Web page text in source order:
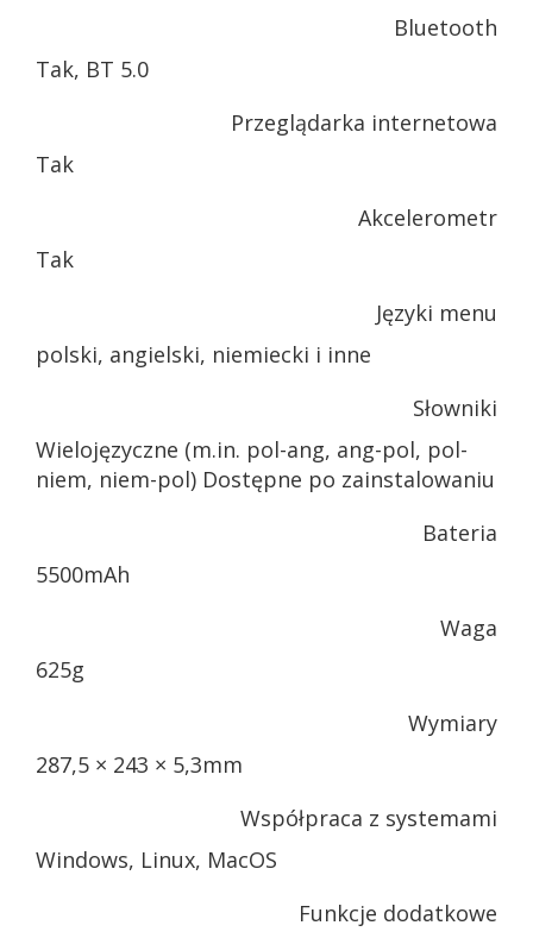
Bluetooth
Tak, BT 5.0
Przeglądarka internetowa
Tak
Akcelerometr
Tak
Języki menu
polski, angielski, niemiecki i inne
Słowniki
Wielojęzyczne (m.in. pol-ang, ang-pol, pol-
niem, niem-pol) Dostępne po zainstalowaniu
Bateria
5500mAh
Waga
625g
Wymiary
287,5 × 243 × 5,3mm
Współpraca z systemami
Windows, Linux, MacOS
Funkcje dodatkowe